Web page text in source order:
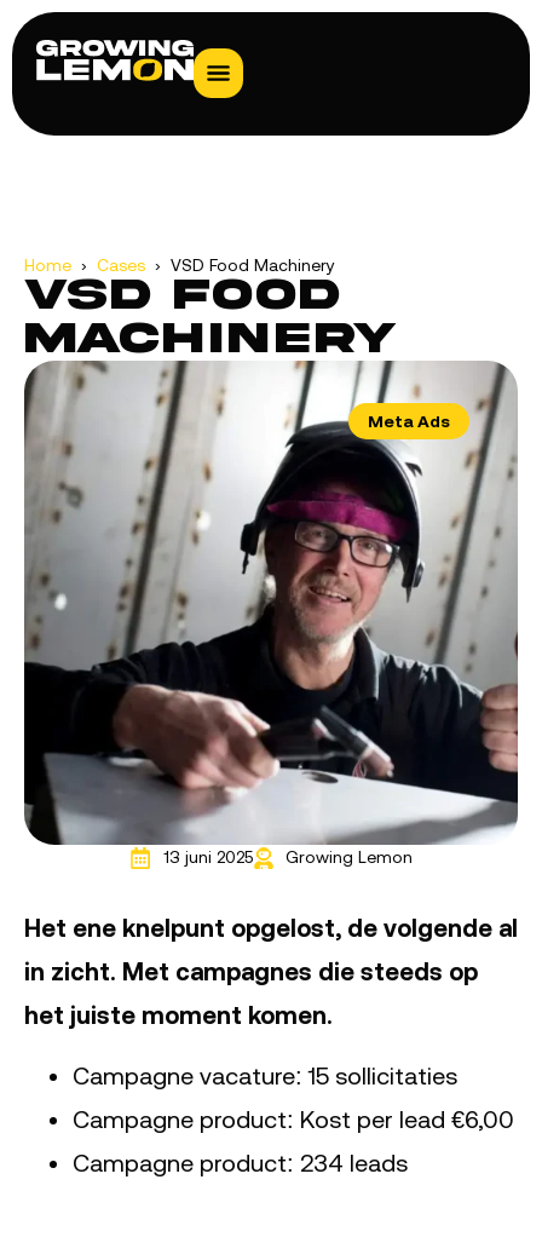
Home › Cases › VSD Food Machinery
VSD Food
Machinery
Meta Ads
13 juni 2025 Growing Lemon
Het ene knelpunt opgelost, de volgende al
in zicht. Met campagnes die steeds op
het juiste moment komen.
Campagne vacature: 15 sollicitaties
Campagne product: Kost per lead €6,00
Campagne product: 234 leads